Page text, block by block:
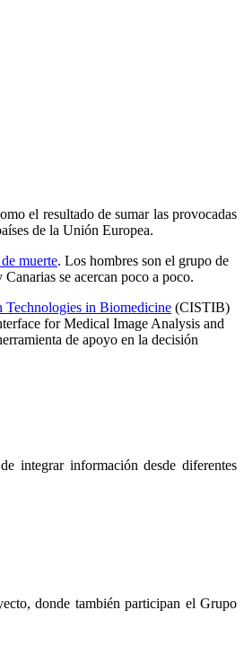
el resultado de sumar las provocadas
de la Unión Europea.
muerte. Los hombres son el grupo de
se acercan poco a poco.
in Biomedicine (CISTIB)
for Medical Image Analysis and
de apoyo en la decisión
integrar información desde diferentes
donde también participan el Grupo